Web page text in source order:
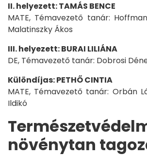
II. helyezett: TAMÁS BENCE
MATE, Témavezető tanár:
Malatinszky Ákos
III. helyezett: BURAI LILIÁNA
DE, Témavezető tanár: Dobrosi
Különdíjas: PETHŐ CINTIA
MATE, Témavezető tanár: Orbán
Ildikó
növénytan